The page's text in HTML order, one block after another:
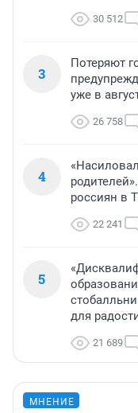
30 512
3
Потеряют
уже в
26 758
4
россиян в
22 241
5
для
21 689
МНЕНИЕ